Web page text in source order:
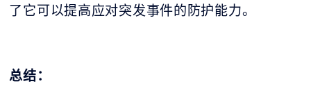
了它可以提高应对突发事件的防护能力。
总结：